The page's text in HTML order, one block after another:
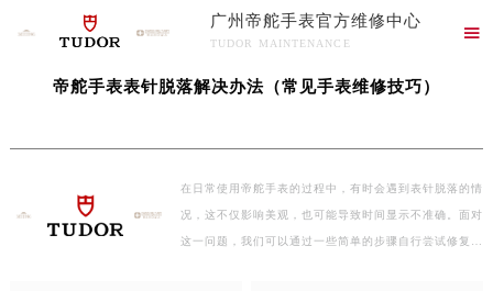
广州帝舵手表官方维修中心
TUDOR MAINTENANCE

广州帝舵手表官方维修中心 >文章库> 帝舵手表表针脱落解决办法（常见手
帝舵手表表针脱落解决办法（常见手表维修技巧）
在日常使用帝舵手表的过程中，有时会遇到表针脱落的情
况，这不仅影响美观，也可能导致时间显示不准确。面对
这一问题，我们可以通过一些简单的步骤自行尝试修复，